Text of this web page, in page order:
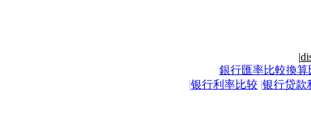
|
銀行匯率比較換算
|银行利率比较 |银行贷款